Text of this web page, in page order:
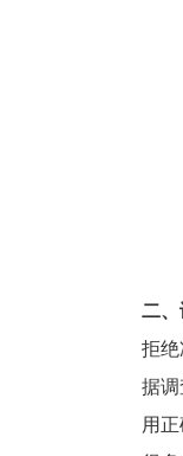
二、谈
拒绝
据调查
用正